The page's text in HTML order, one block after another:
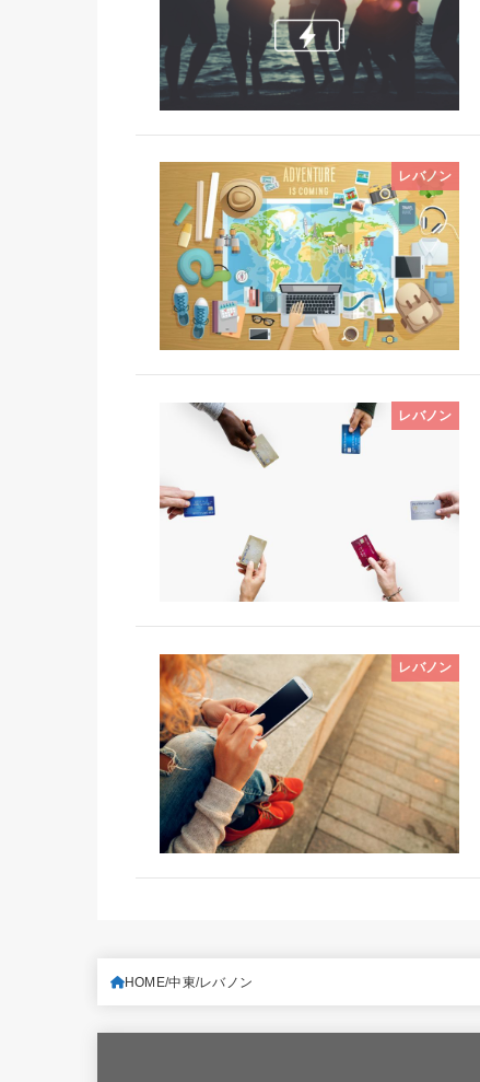
レバノン
レバノン
レバノン
HOME 中東 レバノン